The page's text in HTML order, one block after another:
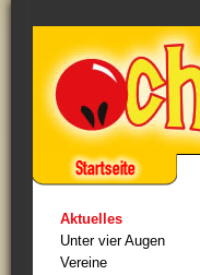
Aktuelles
Unter vier Augen
Vereine